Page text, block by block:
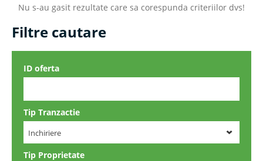
Nu s-au gasit rezultate care sa corespunda criteriilor dvs!
Filtre cautare
ID oferta
Tip Tranzactie
Inchiriere
Tip Proprietate